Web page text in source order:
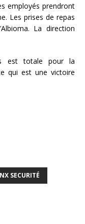
employés prendront
Les prises de repas
La direction
est totale pour la
qui est une victoire
SECURITÉ